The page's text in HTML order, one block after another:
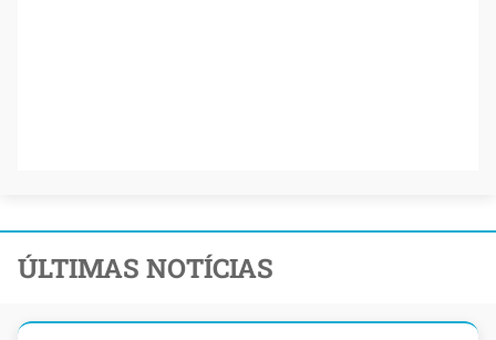
ÚLTIMAS NOTÍCIAS